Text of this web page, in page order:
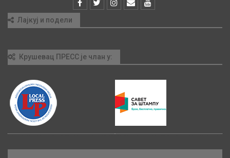
Лајкуј и подели
Крушевац ПРЕСС је члан у: